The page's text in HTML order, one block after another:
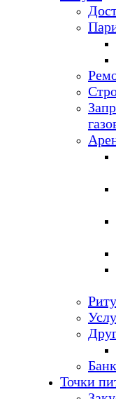
Точки